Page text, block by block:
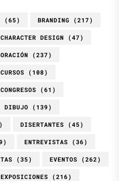
(65) BRANDING (217)
CHARACTER DESIGN (47)
(237)
(108)
CONGRESOS (61)
DIBUJO (139)
DISERTANTES (45)
ENTREVISTAS (36)
(35) EVENTOS (262)
EXPOSICIONES (216)